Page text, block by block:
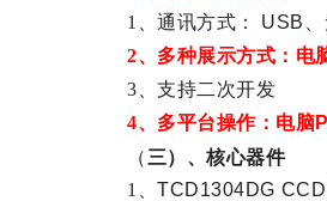
1、通讯方式：
USB
2、多种展示方式：电
3、支持二次开发
4、多平台操作：电脑
（三）、核心器件
1、TCD1304DG CCD